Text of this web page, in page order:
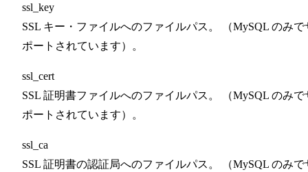
ssl_key
SSL キー・ファイルへのファイルパス。 （MySQL のみで
ポートされています）。
ssl_cert
SSL 証明書ファイルへのファイルパス。 （MySQL のみで
ポートされています）。
ssl_ca
SSL 証明書の認証局へのファイルパス。 （MySQL のみで